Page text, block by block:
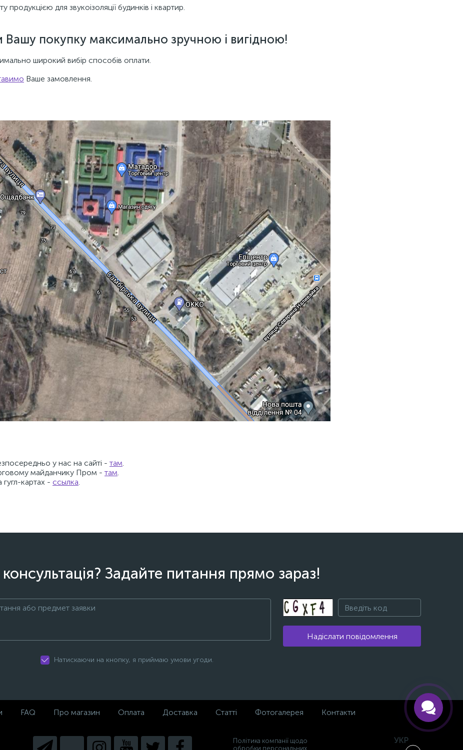
для звукоізоляції будинків і квартир.
покупку максимально зручною і вигідною!
широкий вибір способів оплати.
Ваше замовлення.
у нас на сайті - там.
майданчику Пром - там.
картах - ссылка.
Задайте питання прямо зараз!
Надіслати повідомлення
Натискаючи на кнопку, я приймаю умови угоди.
FAQ Про магазин Оплата Доставка Статті Фотогалерея Контакти
Політика компанії щодо
обробки персональних
УКР